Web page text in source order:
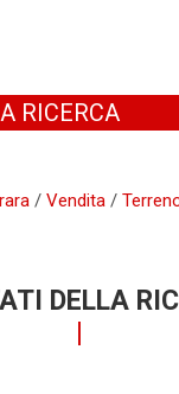
RICERCA
/Vendita /
DELLA